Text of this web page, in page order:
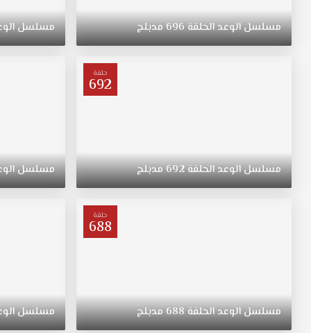
التي
ولدت
في
مدبلج
الحلقة
تبقى
"ريهان"
مسلسلالوعدالحلقة696مدبلج مسلسل
حلقة
692
مسلسلالوعدالحلقة692مدبلج مسلسل
حلقة
688
مسلسلالوعدالحلقة688مدبلج مسلسل